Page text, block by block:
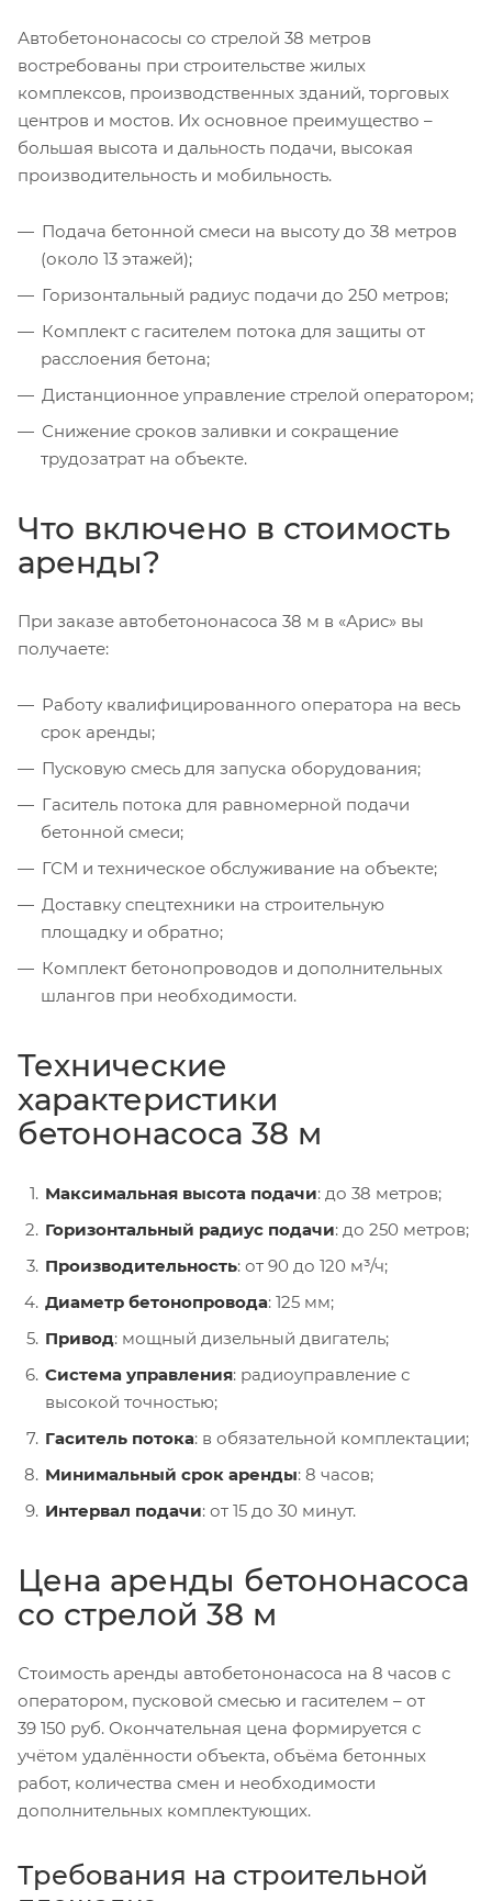
Автобетононасосы со стрелой 38 метров
востребованы при строительстве жилых
комплексов, производственных зданий, торговых
центров и мостов. Их основное преимущество –
большая высота и дальность подачи, высокая
производительность и мобильность.
Подача бетонной смеси на высоту до 38 метров
(около 13 этажей);
Горизонтальный радиус подачи до 250 метров;
Комплект с гасителем потока для защиты от
расслоения бетона;
Дистанционное управление стрелой оператором;
Снижение сроков заливки и сокращение
трудозатрат на объекте.
Что включено в стоимость
аренды?
При заказе автобетононасоса 38 м в «Арис» вы
получаете:
Работу квалифицированного оператора на весь
срок аренды;
Пусковую смесь для запуска оборудования;
Гаситель потока для равномерной подачи
бетонной смеси;
ГСМ и техническое обслуживание на объекте;
Доставку спецтехники на строительную
площадку и обратно;
Комплект бетонопроводов и дополнительных
шлангов при необходимости.
Технические
характеристики
бетононасоса 38 м
Максимальная высота подачи: до 38 метров;
Горизонтальный радиус подачи: до 250 метров;
Производительность: от 90 до 120 м³/ч;
Диаметр бетонопровода: 125 мм;
Привод: мощный дизельный двигатель;
Система управления: радиоуправление с
высокой точностью;
Гаситель потока: в обязательной комплектации;
Минимальный срок аренды: 8 часов;
Интервал подачи: от 15 до 30 минут.
Цена аренды бетононасоса
со стрелой 38 м
Стоимость аренды автобетононасоса на 8 часов с
оператором, пусковой смесью и гасителем – от
39 150 руб. Окончательная цена формируется с
учётом удалённости объекта, объёма бетонных
работ, количества смен и необходимости
дополнительных комплектующих.
Требования на строительной